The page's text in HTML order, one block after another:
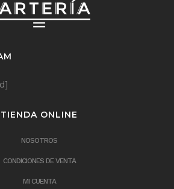
TIENDA ONLINE
NOSOTROS
CONDICIONES DE VENTA
MI CUENTA